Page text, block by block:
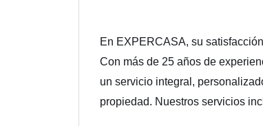
En EXPERCASA, su
Con más de 25 años de
un servicio integral,
propiedad. Nuestros servicios